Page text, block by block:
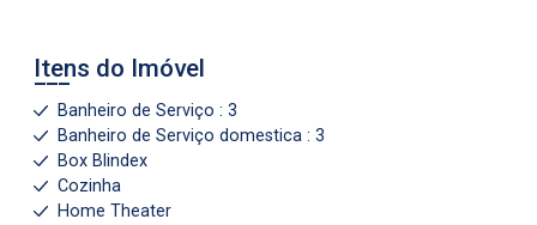
Itens do Imóvel
Banheiro de Serviço : 3
Banheiro de Serviço domestica : 3
Box Blindex
Cozinha
Home Theater